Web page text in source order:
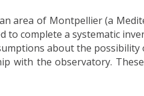
area of Montpellier (a
complete a systematic
about the
with the observatory.